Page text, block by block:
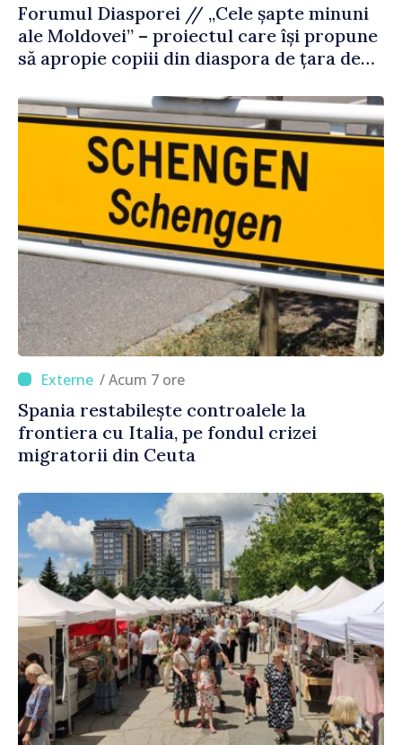
Forumul Diasporei // „Cele șapte minuni
ale Moldovei” – proiectul care își propune
să apropie copiii din diaspora de țara de
/ Acum 7 ore
Spania restabilește controalele la
frontiera cu Italia, pe fondul crizei
migratorii din Ceuta